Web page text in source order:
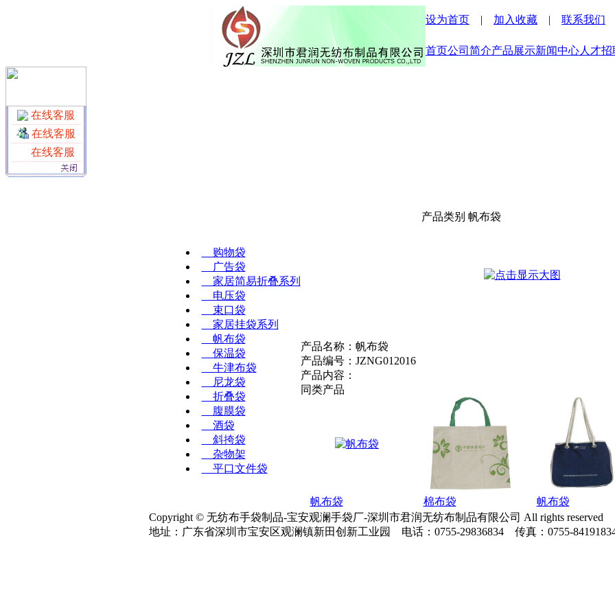
设为首页 | 加入收藏 | 联系我们
首页公司简介产品展示新闻中心人才招
在线客服
在线客服
在线客服
产品类别 帆布袋
购物袋
广告袋
家居简易折叠系列
电压袋
束口袋
家居挂袋系列
帆布袋
保温袋
牛津布袋
尼龙袋
折叠袋
腹膜袋
酒袋
斜挎袋
杂物架
平口文件袋
产品名称： 帆布袋
产品编号： JZNG012016
产品内容：
同类产品
帆布袋 棉布袋 帆布袋
Copyright © 无纺布手袋制品-宝安观澜手袋厂-深圳市君润无纺布制品有限公司 All rights reserved
地址：广东省深圳市宝安区观澜镇新田创新工业园 电话：0755-29836834 传真：0755-